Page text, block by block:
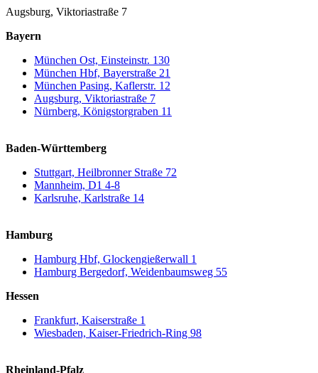
Augsburg, Viktoriastraße 7
Bayern
München Ost, Einsteinstr. 130
München Hbf, Bayerstraße 21
München Pasing, Kaflerstr. 12
Augsburg, Viktoriastraße 7
Nürnberg, Königstorgraben 11
Baden-Württemberg
Stuttgart, Heilbronner Straße 72
Mannheim, D1 4-8
Karlsruhe, Karlstraße 14
Hamburg
Hamburg Hbf, Glockengießerwall 1
Hamburg Bergedorf, Weidenbaumsweg 55
Hessen
Frankfurt, Kaiserstraße 1
Wiesbaden, Kaiser-Friedrich-Ring 98
Rheinland-Pfalz